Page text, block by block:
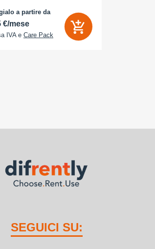
a partire da
€/mese
IVA e Care Pack
SEGUICI SU: